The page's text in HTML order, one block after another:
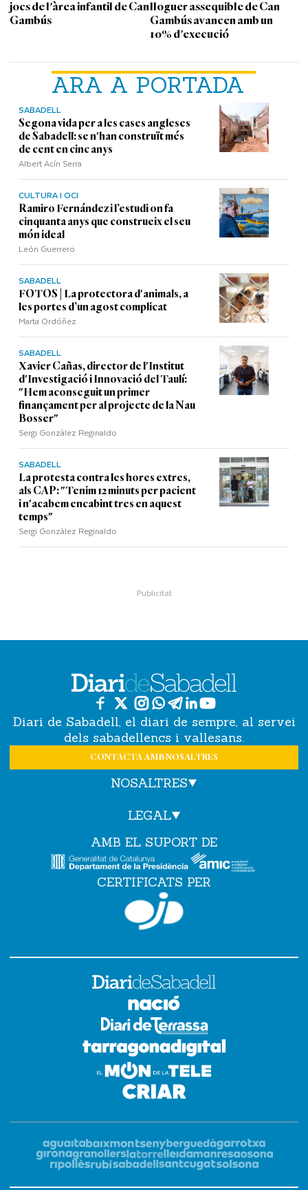
ARA A PORTADA
SABADELL
Segona vida per a les cases angleses
de Sabadell: se n'han construït més
de cent en cinc anys
Albert Acín Serra
CULTURA I OCI
Ramiro Fernández i l’estudi on fa
cinquanta anys que construeix el seu
món ideal
León Guerrero
SABADELL
FOTOS | La protectora d'animals, a
les portes d’un agost complicat
Marta Ordóñez
SABADELL
Xavier Cañas, director de l'Institut
d'Investigació i Innovació del Taulí:
"Hem aconseguit un primer
finançament per al projecte de la Nau
Bosser"
Sergi Gonzàlez Reginaldo
SABADELL
La protesta contra les hores extres,
als CAP: "Tenim 12 minuts per pacient
i n'acabem encabint tres en aquest
temps"
Sergi Gonzàlez Reginaldo
jocs de l'àrea infantil de Can
Gambús
lloguer assequible de Can
Gambús avancen amb un
10% d'execució
Diari de Sabadell, el diari de sempre, al servei
dels sabadellencs i vallesans.
CONTACTA AMB NOSALTRES
NOSALTRES
LEGAL
AMB EL SUPORT DE
CERTIFICATS PER